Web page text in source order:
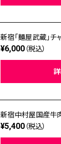
新宿「麺屋武蔵」チ
¥6,000 （税込）
新宿中村屋国産牛
¥5,400 （税込）